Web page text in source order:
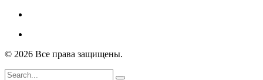
© 2026 Все права защищены.